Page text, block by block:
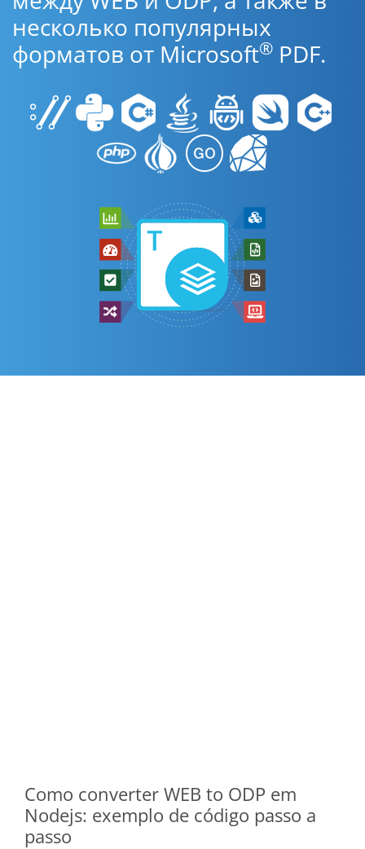
несколько популярных
форматов от Microsoft® PDF.
Como converter WEB to ODP em
Nodejs: exemplo de código passo a
passo